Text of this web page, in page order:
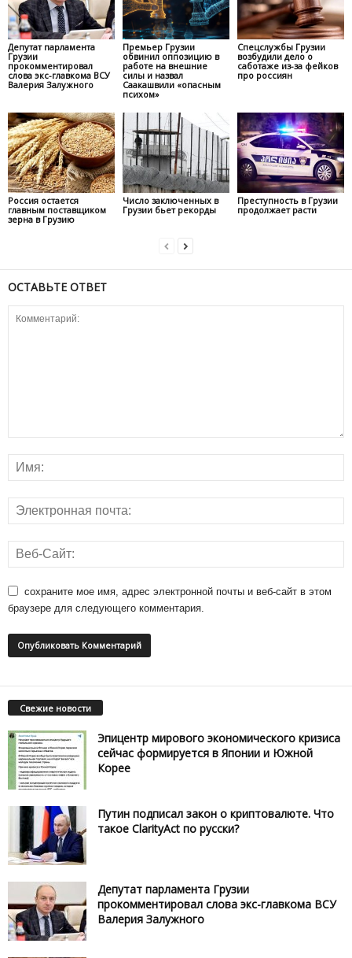
Депутат парламента
Грузии
прокомментировал
слова экс-главкома ВСУ
Валерия Залужного
Премьер Грузии
обвинил оппозицию в
работе на внешние
силы и назвал
Саакашвили «опасным
психом»
Спецслужбы Грузии
возбудили дело о
саботаже из-за фейков
про россиян
Россия остается
главным поставщиком
зерна в Грузию
Число заключенных в
Грузии бьет рекорды
Преступность в Грузии
продолжает расти
ОСТАВЬТЕ ОТВЕТ
сохраните мое имя, адрес электронной почты и веб-сайт в этом
браузере для следующего комментария.
Свежие новости
Эпицентр мирового экономического кризиса
сейчас формируется в Японии и Южной
Корее
Путин подписал закон о криптовалюте. Что
такое ClarityAct по русски?
Депутат парламента Грузии
прокомментировал слова экс-главкома ВСУ
Валерия Залужного